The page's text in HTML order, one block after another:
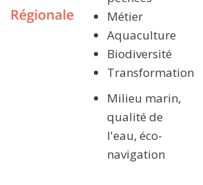
Métier
Aquaculture
Biodiversité
Transformation
Milieu marin,
qualité de
l'eau, éco-
navigation